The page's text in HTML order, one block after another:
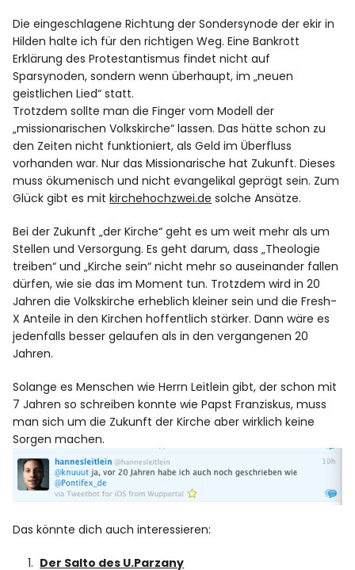
Die eingeschlagene Richtung der Sondersynode der ekir in
Hilden halte ich für den richtigen Weg. Eine Bankrott
Erklärung des Protestantismus findet nicht auf
Sparsynoden, sondern wenn überhaupt, im „neuen
geistlichen Lied“ statt.
Trotzdem sollte man die Finger vom Modell der
„missionarischen Volkskirche“ lassen. Das hätte schon zu
den Zeiten nicht funktioniert, als Geld im Überfluss
vorhanden war. Nur das Missionarische hat Zukunft. Dieses
muss ökumenisch und nicht evangelikal geprägt sein. Zum
Glück gibt es mitkirchehochzwei.de solche Ansätze.
Bei der Zukunft „der Kirche“ geht es um weit mehr als um
Stellen und Versorgung. Es geht darum, dass „Theologie
treiben“ und „Kirche sein“ nicht mehr so auseinander fallen
dürfen, wie sie das im Moment tun. Trotzdem wird in 20
Jahren die Volkskirche erheblich kleiner sein und die Fresh-
X Anteile in den Kirchen hoffentlich stärker. Dann wäre es
jedenfalls besser gelaufen als in den vergangenen 20
Jahren.
Solange es Menschen wie Herrn Leitlein gibt, der schon mit
7 Jahren so schreiben konnte wie Papst Franziskus, muss
man sich um die Zukunft der Kirche aber wirklich keine
Sorgen machen.
Das könnte dich auch interessieren:
Der Salto des U.Parzany